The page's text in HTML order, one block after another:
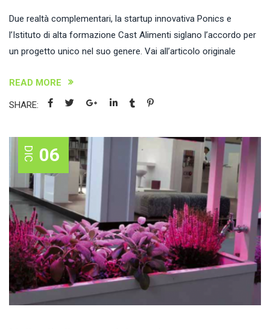
Due realtà complementari, la startup innovativa Ponics e
l’Istituto di alta formazione Cast Alimenti siglano l’accordo per
un progetto unico nel suo genere. Vai all’articolo originale
READ MORE
SHARE:
06
DIC